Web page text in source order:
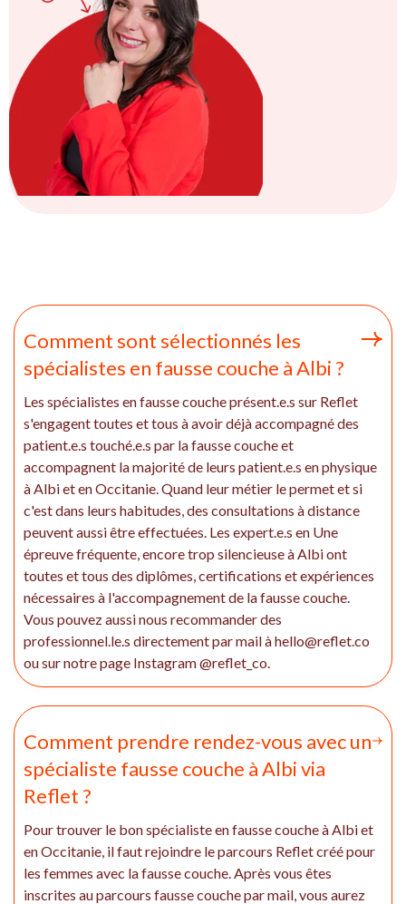
Comment sont sélectionnés les
spécialistes en fausse couche à Albi ?
Les spécialistes en fausse couche présent.e.s sur Reflet
s'engagent toutes et tous à avoir déjà accompagné des
patient.e.s touché.e.s par la fausse couche et
accompagnent la majorité de leurs patient.e.s en physique
à Albi et en Occitanie. Quand leur métier le permet et si
c'est dans leurs habitudes, des consultations à distance
peuvent aussi être effectuées. Les expert.e.s en Une
épreuve fréquente, encore trop silencieuse à Albi ont
toutes et tous des diplômes, certifications et expériences
nécessaires à l'accompagnement de la fausse couche.
Vous pouvez aussi nous recommander des
professionnel.le.s directement par mail à hello@reflet.co
ou sur notre page Instagram @reflet_co.
Comment prendre rendez-vous avec un
spécialiste fausse couche à Albi via
Reflet ?
Pour trouver le bon spécialiste en fausse couche à Albi et
en Occitanie, il faut rejoindre le parcours Reflet créé pour
les femmes avec la fausse couche. Après vous êtes
inscrites au parcours fausse couche par mail, vous aurez